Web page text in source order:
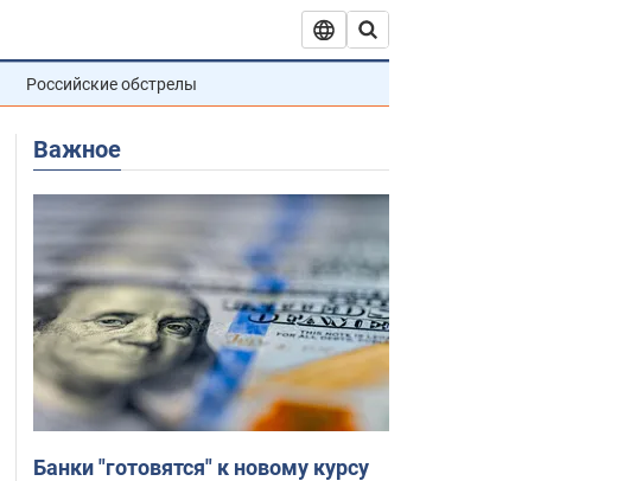
Российские обстрелы
Важное
Банки "готовятся" к новому курсу